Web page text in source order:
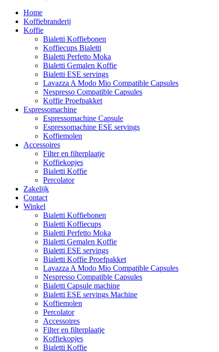
Home
Koffiebranderij
Koffie
Bialetti Koffiebonen
Koffiecups Bialetti
Bialetti Perfetto Moka
Bialetti Gemalen Koffie
Bialetti ESE servings
Lavazza A Modo Mio Compatible Capsules
Nespresso Compatible Capsules
Koffie Proefpakket
Espressomachine
Espressomachine Capsule
Espressomachine ESE servings
Koffiemolen
Accessoires
Filter en filterplaatje
Koffiekopjes
Bialetti Koffie
Percolator
Zakelijk
Contact
Winkel
Bialetti Koffiebonen
Bialetti Koffiecups
Bialetti Perfetto Moka
Bialetti Gemalen Koffie
Bialetti ESE servings
Bialetti Koffie Proefpakket
Lavazza A Modo Mio Compatible Capsules
Nespresso Compatible Capsules
Bialetti Capsule machine
Bialetti ESE servings Machine
Koffiemolen
Percolator
Accessoires
Filter en filterplaatje
Koffiekopjes
Bialetti Koffie